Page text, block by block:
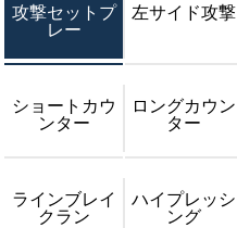
攻撃セットプ
レー
左サイド攻撃
ショートカウ
ンター
ロングカウン
ター
ラインブレイ
クラン
ハイプレッシ
ング